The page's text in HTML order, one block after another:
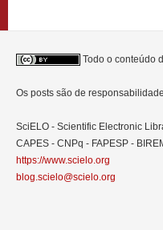
Todo o conteúdo
Os posts são de
SciELO - Scientific Electronic
CAPES - CNPq - FAPESP -
https://www.scielo.org
blog.scielo@scielo.org